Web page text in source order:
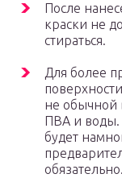
После
краски не
стираться.
Для более
не обычной
ПВА и воды.
будет
обязательно.